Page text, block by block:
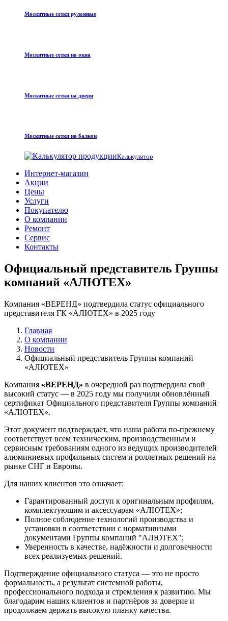
Москитные сетки рулонные
Москитные сетки на окна
Москитные сетки на двери
Москитные сетки на балкон
Калькулятор
Интернет-магазин
Акции
Цены
Услуги
Покупателю
О компании
Ремонт
Сервис
Контакты
Официальный представитель Группы
компаний «АЛЮТЕХ»
Компания «ВЕРЕНД» подтвердила статус официального
представителя ГК «АЛЮТЕХ» в 2025 году
Главная
О компании
Новости
Официальный представитель Группы компаний
«АЛЮТЕХ»
Компания «ВЕРЕНД» в очередной раз подтвердила свой
высокий статус — в 2025 году мы получили обновлённый
сертификат Официального представителя Группы компаний
«АЛЮТЕХ».
Этот документ подтверждает, что наша работа по-прежнему
соответствует всем техническим, производственным и
сервисным требованиям одного из ведущих производителей
алюминиевых профильных систем и роллетных решений на
рынке СНГ и Европы.
Для наших клиентов это означает:
Гарантированный доступ к оригинальным профилям,
комплектующим и аксессуарам «АЛЮТЕХ»;
Полное соблюдение технологий производства и
установки в соответствии с нормативными
документами Группы компаний "АЛЮТЕХ";
Уверенность в качестве, надёжности и долговечности
всех реализуемых решений.
Подтверждение официального статуса — это не просто
формальность, а результат системной работы,
профессионального подхода и стремления к развитию. Мы
благодарим наших клиентов и партнёров за доверие и
продолжаем держать высокую планку качества.